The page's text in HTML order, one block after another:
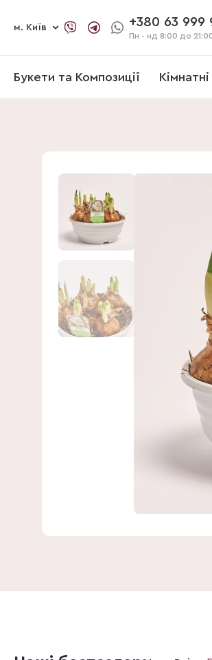
м. Київ +380 63 999
Пн - нд 8:00 до
Букети та Композиції